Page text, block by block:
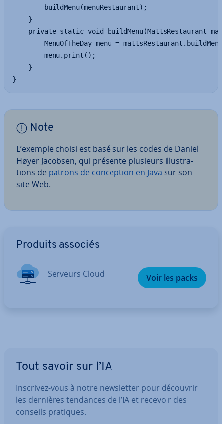
}
Note
L’exemple choisi est basé sur les codes de Daniel
Høyer Jacobsen, qui présente plusieurs il­lus­tra­
tions de patrons de con­cep­tion en Java sur son
site Web.
Produits associés
Serveurs Cloud Voir les packs
Tout savoir sur l’IA
Inscrivez-vous à notre news­let­ter pour découvrir
les dernières tendances de l’IA et recevoir des
conseils pratiques.